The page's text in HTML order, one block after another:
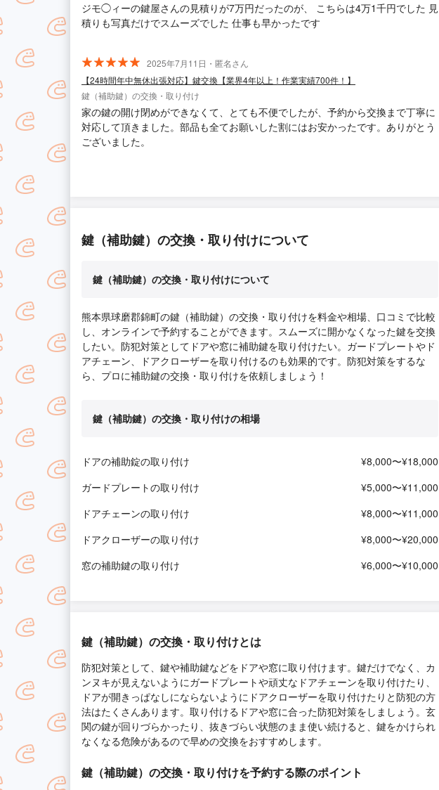
ジモ◯ィーの鍵屋さんの見積りが7万円だったのが、 こちらは4万1千円でした 見
積りも写真だけでスムーズでした 仕事も早かったです
2025年7月11日・匿名さん
【24時間年中無休出張対応】鍵交換【業界4年以上！作業実績700件！】
鍵（補助鍵）の交換・取り付け
家の鍵の開け閉めができなくて、とても不便でしたが、予約から交換まで丁寧に
対応して頂きました。部品も全てお願いした割にはお安かったです。ありがとう
ございました。
鍵（補助鍵）の交換・取り付けについて
鍵（補助鍵）の交換・取り付けについて
熊本県球磨郡錦町の鍵（補助鍵）の交換・取り付けを料金や相場、口コミで比較
し、オンラインで予約することができます。スムーズに開かなくなった鍵を交換
したい。防犯対策としてドアや窓に補助鍵を取り付けたい。ガードプレートやド
アチェーン、ドアクローザーを取り付けるのも効果的です。防犯対策をするな
ら、プロに補助鍵の交換・取り付けを依頼しましょう！
鍵（補助鍵）の交換・取り付けの相場
ドアの補助錠の取り付け
¥8,000〜¥18,000
ガードプレートの取り付け
¥5,000〜¥11,000
ドアチェーンの取り付け
¥8,000〜¥11,000
ドアクローザーの取り付け
¥8,000〜¥20,000
窓の補助鍵の取り付け
¥6,000〜¥10,000
鍵（補助鍵）の交換・取り付けとは
防犯対策として、鍵や補助鍵などをドアや窓に取り付けます。鍵だけでなく、カ
ンヌキが見えないようにガードプレートや頑丈なドアチェーンを取り付けたり、
ドアが開きっぱなしにならないようにドアクローザーを取り付けたりと防犯の方
法はたくさんあります。取り付けるドアや窓に合った防犯対策をしましょう。玄
関の鍵が回りづらかったり、抜きづらい状態のまま使い続けると、鍵をかけられ
なくなる危険があるので早めの交換をおすすめします。
鍵（補助鍵）の交換・取り付けを予約する際のポイント